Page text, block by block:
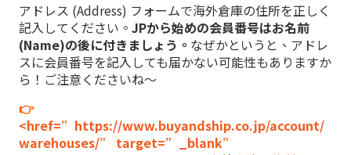
アドレス (Address) フォームで海外倉庫の住所を正しく
記入してください。 JPから始めの会員番号はお名前
(Name)の後に付きましょう。 なぜかというと、アドレ
スに会員番号を記入しても届かない可能性もありますか
ら！ご注意くださいね～
👉
<href=”https://www.buyandship.co.jp/account/
warehouses/” target=”_blank”